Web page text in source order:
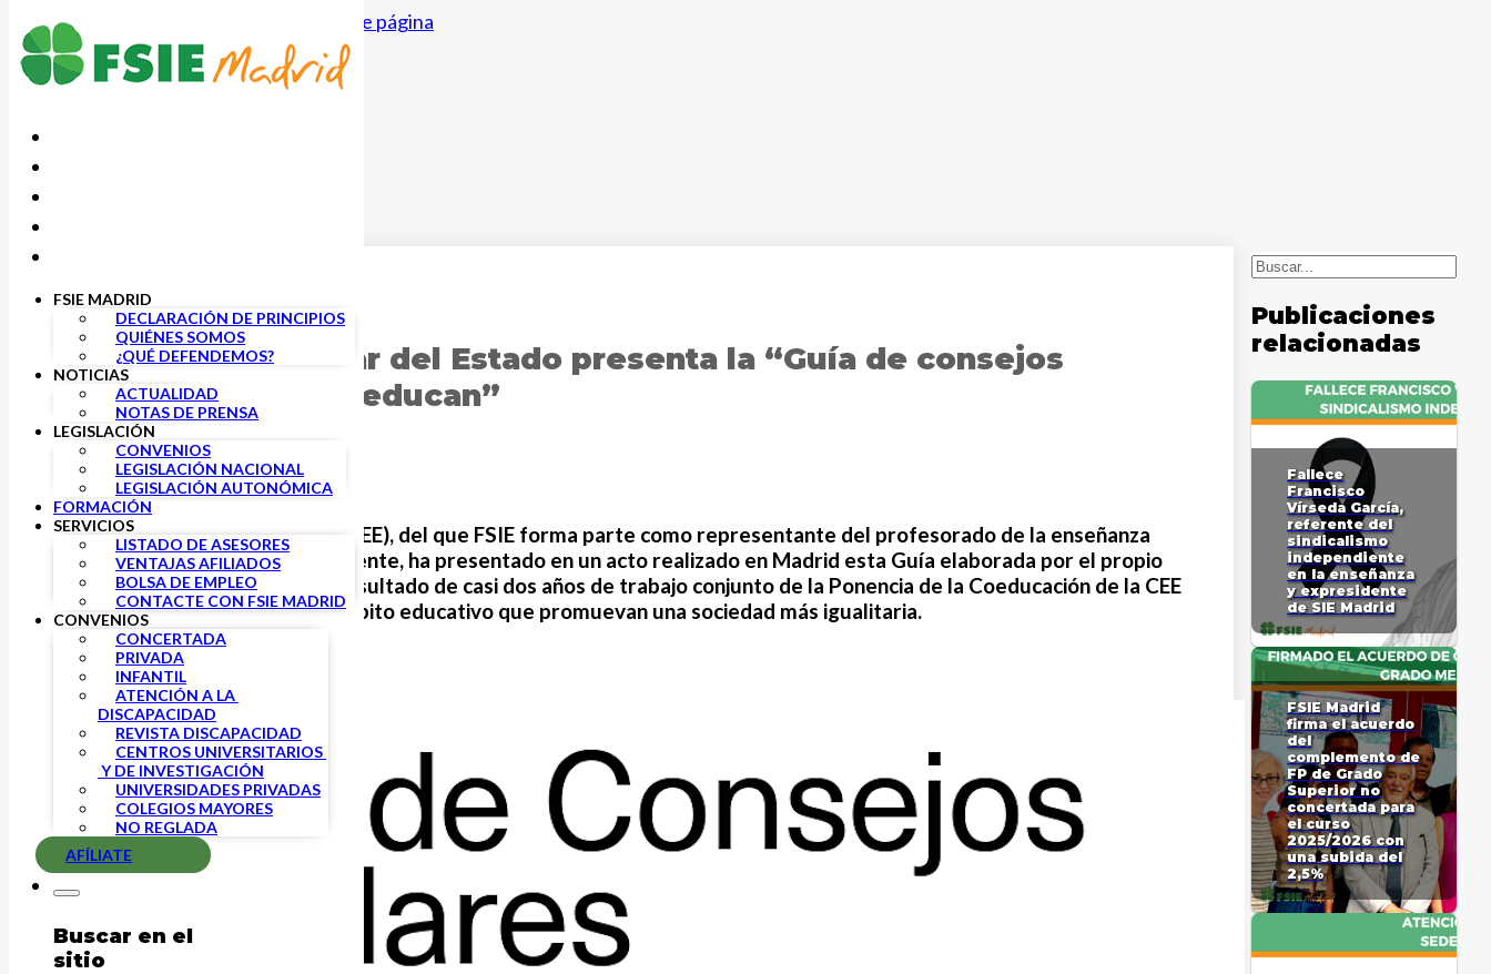
Saltar al contenido principal Saltar al pie de página
FSIE MADRID
DECLARACIÓN DE PRINCIPIOS
QUIÉNES SOMOS
¿QUÉ DEFENDEMOS?
NOTICIAS
ACTUALIDAD
NOTAS DE PRENSA
LEGISLACIÓN
CONVENIOS
LEGISLACIÓN NACIONAL
LEGISLACIÓN AUTONÓMICA
FORMACIÓN
SERVICIOS
LISTADO DE ASESORES
VENTAJAS AFILIADOS
BOLSA DE EMPLEO
CONTACTE CON FSIE MADRID
CONVENIOS
CONCERTADA
PRIVADA
INFANTIL
ATENCIÓN A LA
DISCAPACIDAD
REVISTA DISCAPACIDAD
CENTROS UNIVERSITARIOS
Y DE INVESTIGACIÓN
UNIVERSIDADES PRIVADAS
COLEGIOS MAYORES
NO REGLADA
AFÍLIATE
Buscar en el
sitio
10 MARZO, 2023
El Consejo Escolar del Estado presenta la “Guía de consejos
escolares que coeducan”
El Consejo Escolar del Estado (CEE), del que FSIE forma parte como representante del profesorado de la enseñanza
privada en su Comisión Permanente, ha presentado en un acto realizado en Madrid esta Guía elaborada por el propio
Consejo. El evento anuncia el resultado de casi dos años de trabajo conjunto de la Ponencia de la Coeducación de la CEE
para plantear acciones en el ámbito educativo que promuevan una sociedad más igualitaria.
Buscar
Publicaciones
relacionadas
Fallece
Francisco
Vírseda García,
referente del
sindicalismo
independiente
en la enseñanza
y expresidente
de SIE Madrid
FSIE Madrid
firma el acuerdo
del
complemento de
FP de Grado
Superior no
concertada para
el curso
2025/2026 con
una subida del
2,5%